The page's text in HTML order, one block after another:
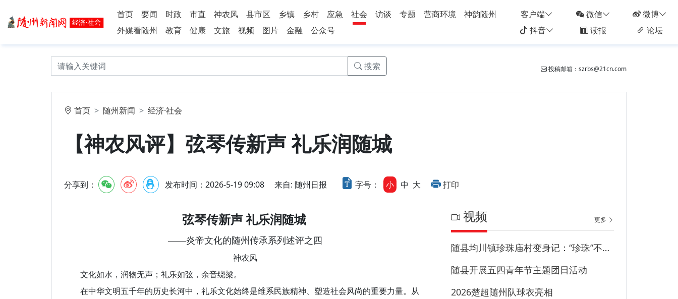
首页 要闻 时政 市直 神农风 县市区 乡镇 乡村 应急 社会 访谈 专题 营商环境
神韵随州
外媒看随州
教育 健康 文旅 视频 图片 金融 公众号
客户端 微信
微博
抖音
读报 论坛
搜索 投稿邮箱：szrbs@21cn.com
首页 随州新闻 经济·社会
【神农风评】弦琴传新声 礼乐润随城
分享到： 发布时间：2026-5-19 09:08 来自: 随州日报 字号： 小 中 大 打印
弦琴传新声 礼乐润随城
——炎帝文化的随州传承系列述评之四
神农风
文化如水，润物无声；礼乐如弦，余音绕梁。
在中华文明五千年的历史长河中，礼乐文化始终是维系民族精神、塑造社会风尚的重要力量。从
视频 更多
随县均川镇珍珠庙村变身记：“珍珠”不藏尘“甜园”甜到心
随县开展五四青年节主题团日活动
2026楚超随州队球衣亮相